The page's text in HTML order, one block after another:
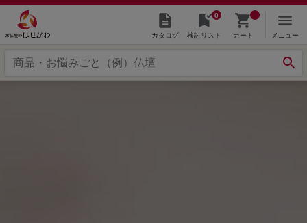
カタログ
0
検討リスト カート メニュー